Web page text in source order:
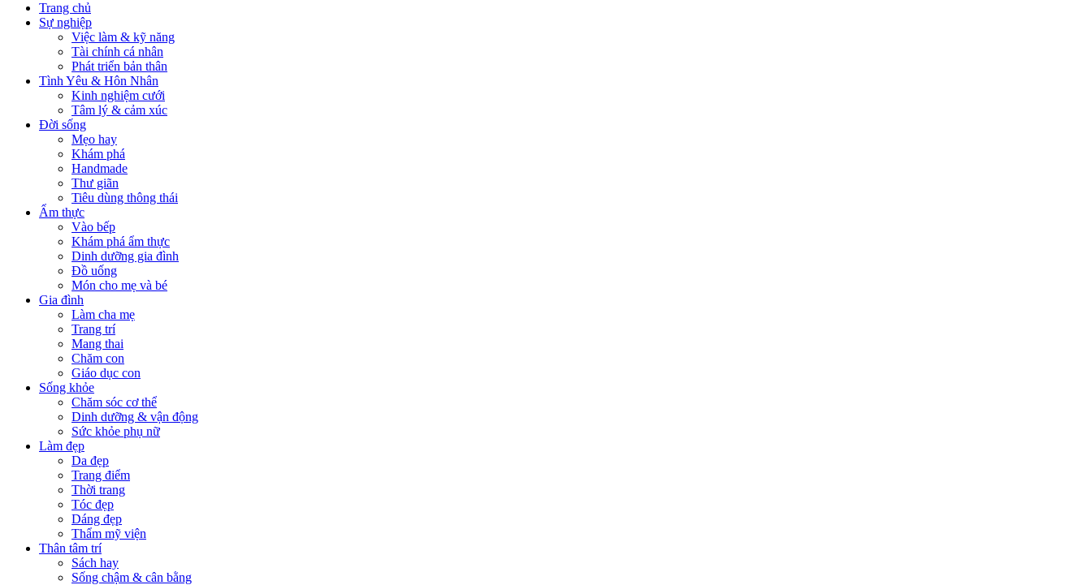
Trang chủ
Sự nghiệp
Việc làm & kỹ năng
Tài chính cá nhân
Phát triển bản thân
Tình Yêu & Hôn Nhân
Kinh nghiệm cưới
Tâm lý & cảm xúc
Đời sống
Mẹo hay
Khám phá
Handmade
Thư giãn
Tiêu dùng thông thái
Ẩm thực
Vào bếp
Khám phá ẩm thực
Dinh dưỡng gia đình
Đồ uống
Món cho mẹ và bé
Gia đình
Làm cha mẹ
Trang trí
Mang thai
Chăm con
Giáo dục con
Sống khỏe
Chăm sóc cơ thể
Dinh dưỡng & vận động
Sức khỏe phụ nữ
Làm đẹp
Da đẹp
Trang điểm
Thời trang
Tóc đẹp
Dáng đẹp
Thẩm mỹ viện
Thân tâm trí
Sách hay
Sống chậm & cân bằng